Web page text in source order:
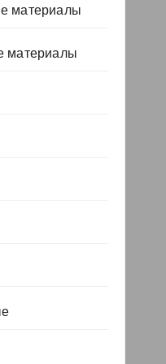
материалы
материалы